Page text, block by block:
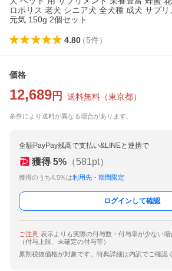
ロポリス 老犬 シニア犬 全犬種 成犬 サプ
元気 150g 2個セット
4.80（5件）
価格
12,689 円 送料無料 （東京都）
条件により送料が異なる場合があります。
全額PayPay残高で支払い&LINEと連携で
獲得 5% （581pt）
獲得のうち4.5%は利用先・期間限定
ログインして確認
ご注意 表示よりも実際の付与数・付与率が少ない場
（付与上限、未確定の付与等）
原則税抜価格が対象です。特典詳細は内訳でご確認